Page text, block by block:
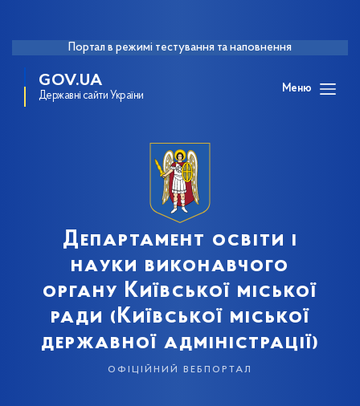
Портал в режимі тестування та наповнення
GOV.UA
Державні сайти України
Меню
Департамент освіти і
науки виконавчого
органу Київської міської
ради (Київської міської
державної адміністрації)
офіційний вебпортал